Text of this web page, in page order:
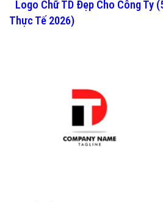
Logo Chữ TD Đẹp Cho Công Ty
Thực Tế 2026)